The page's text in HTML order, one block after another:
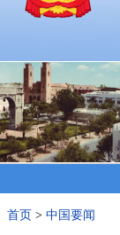
首页 > 中国要闻